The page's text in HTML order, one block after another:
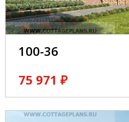
100-36
75 971 ₽